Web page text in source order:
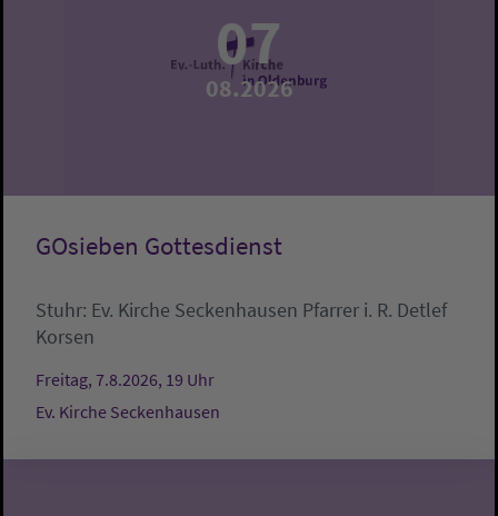
07
08.2026
GOsieben Gottesdienst
Stuhr: Ev. Kirche Seckenhausen Pfarrer i. R. Detlef
Korsen
Freitag, 7.8.2026, 19 Uhr
Ev. Kirche Seckenhausen